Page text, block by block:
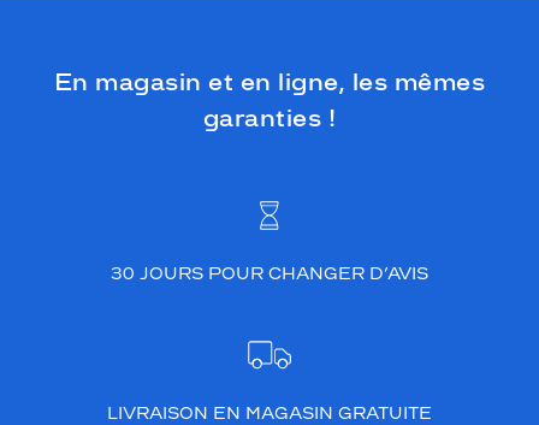
En magasin et en ligne, les mêmes
garanties !
30 JOURS POUR CHANGER D’AVIS
LIVRAISON EN MAGASIN GRATUITE